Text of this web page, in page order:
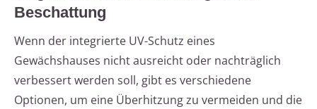
Beschattung
Wenn der integrierte UV-Schutz eines
Gewächshauses nicht ausreicht oder nachträglich
verbessert werden soll, gibt es verschiedene
Optionen, um eine Überhitzung zu vermeiden und die